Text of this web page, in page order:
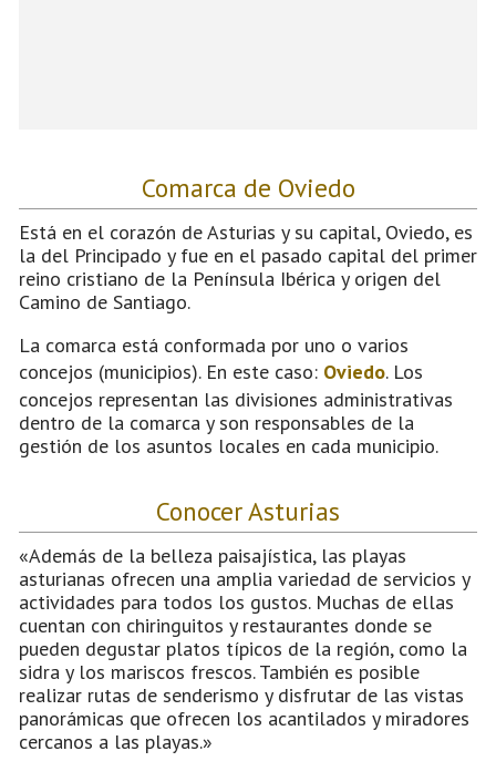
Comarca de Oviedo
Está en el corazón de Asturias y su capital, Oviedo, es
la del Principado y fue en el pasado capital del primer
reino cristiano de la Península Ibérica y origen del
Camino de Santiago.
La comarca está conformada por uno o varios
concejos (municipios). En este caso: Oviedo. Los
concejos representan las divisiones administrativas
dentro de la comarca y son responsables de la
gestión de los asuntos locales en cada municipio.
Conocer Asturias
«Además de la belleza paisajística, las playas
asturianas ofrecen una amplia variedad de servicios y
actividades para todos los gustos. Muchas de ellas
cuentan con chiringuitos y restaurantes donde se
pueden degustar platos típicos de la región, como la
sidra y los mariscos frescos. También es posible
realizar rutas de senderismo y disfrutar de las vistas
panorámicas que ofrecen los acantilados y miradores
cercanos a las playas.»